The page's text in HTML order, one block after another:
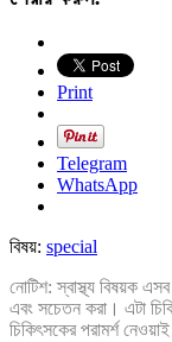
Print
Telegram
WhatsApp
বিষয়: special
নোটিশ: স্বাস্থ্য বিষয়ক
এবং সচেতন করা। এটা
চিকিৎসকের পরামর্শ